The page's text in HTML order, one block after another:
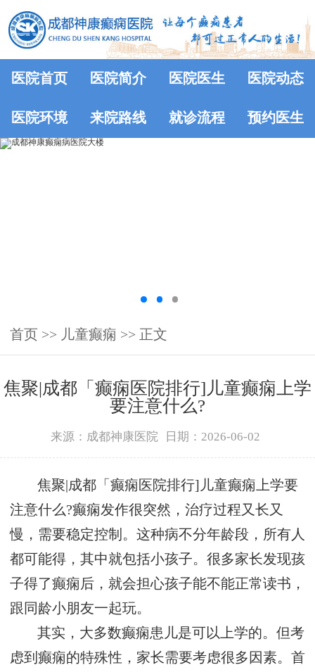
医院首页 医院简介 医院医生 医院动态
医院环境 来院路线 就诊流程 预约医生
首页 >> 儿童癫痫 >> 正文
焦聚|成都「癫痫医院排行]儿童癫痫上学
要注意什么?
来源：成都神康医院 日期：2026-06-02
焦聚|成都「癫痫医院排行]儿童癫痫上学要
注意什么?癫痫发作很突然，治疗过程又长又
慢，需要稳定控制。这种病不分年龄段，所有人
都可能得，其中就包括小孩子。很多家长发现孩
子得了癫痫后，就会担心孩子能不能正常读书，
跟同龄小朋友一起玩。
其实，大多数癫痫患儿是可以上学的。但考
虑到癫痫的特殊性，家长需要考虑很多因素。首